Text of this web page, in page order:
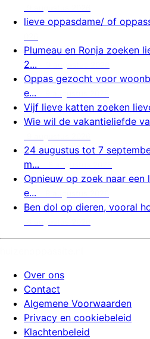
lieve oppasdame/ of
Plumeau en Ronja zoeken
2...
Oppas gezocht voor
e...
Vijf lieve katten zoeken
Wie wil de vakantieliefde
24 augustus tot 7
m...
Opnieuw op zoek naar
e...
Ben dol op dieren, vooral
Over ons
Contact
Algemene Voorwaarden
Privacy en cookiebeleid
Klachtenbeleid